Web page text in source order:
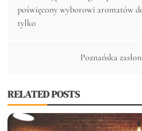
wpisu
poświęcony wyborowi aromatów
tylko
Poznańska
RELATED POSTS